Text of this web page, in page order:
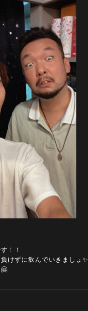
！！
けずに飲んでいきましょ✨